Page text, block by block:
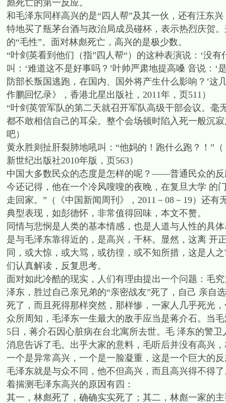
彪死亡的第一反应。
和毛泽东同样高兴的是“四人帮”及其一伙，还有汪东
特地买了瓶茅台酒与政治局成员碰杯，表示热烈庆贺
的“毛性”。面对林彪死亡，高兴的是极少数。
“叶剑英看到他们（指”四人帮“）的这种表演说：‘没
叫：‘难道这不是好事吗？’叶帅严肃地提高嗓 音说：
防部长叛国逃跑，在国内、国外将产生什么影响？’
作鹏回忆录》，香港北星出版社，2011年，页511）
“叶剑英管军队的第二天就召开军队高级干部会议。
都不敢相信自己的耳朵。整个会场顿时陷入死一般沉
吧）
黄永胜则扯肝裂肺地吼叫：“他妈的！跑什么跑？！”
新世纪出版社2010年版，页563）
中国大多数民众的态度是怎样的呢？——普通民众的
今还记得，他在一个冷风嗖嗖的夜晚，在复旦大学 的
走回家。”（《中国新闻周刊》，2011－08－19）还
典型表现，如彭德怀，非常值得回味，本文不赘。
同情与悲悯是人类的基本情感，也是人道与人性的具
是与毛泽东靠得近的，是高兴，干杯。显然，这离 开
同，或大惊，或大骂，或彷徨，或不知所措，这是人
们认真解读，反复思考。
面对如此冷酷的现实，人们有理由提出一个问题：毛
泽东，胜过自己亲兄弟的“亲密战友”死了，自己 亲自
死了，而且死得那样突然，那样惨，一家人几乎死光
众所周知，毛泽东一生最大的敌手应当是蒋介石。当
5日，蒋介石因心脏病在台北寓所去世。毛 泽东的警
消息告诉了毛。出乎大家的意料，毛听后并没有高兴
一个是异常高兴，一个是一脸凝重，这是一个巨大的
毛泽东就是与众不同，他不但高兴，而且高兴得不得
着揣测毛泽东高兴的原因有四：
其一，林彪死了，确确实实死了；其二，林彪一家的